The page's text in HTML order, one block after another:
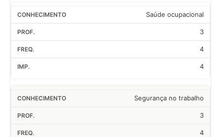
Saúde ocupacional
3
4
4
Segurança no trabalho
3
4